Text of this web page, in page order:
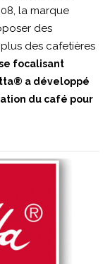
la marque
des
des cafetières
se focalisant
a développé
du café pour